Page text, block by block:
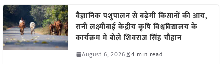
वैज्ञानिक पशुपालन से बढ़ेगी किसानों की आय,
रानी लक्ष्मीबाई केंद्रीय कृषि विश्वविद्यालय के
कार्यक्रम में बोले शिवराज सिंह चौहान
August 6, 2026 4 min read